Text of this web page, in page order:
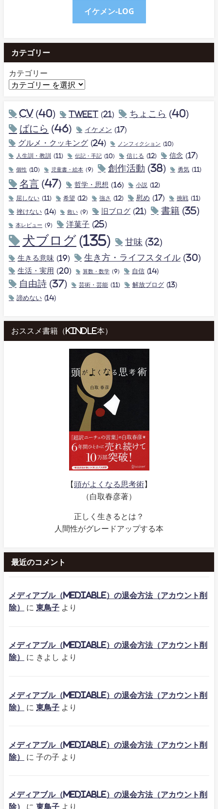
イケメン-LOG
カテゴリー
カテゴリー
CV (40) tweet (21) ちょこら (40)
ばにら (46) イケメン (17)
グルメ・クッキング (24) ノンフィクション (10)
人生訓・教訓 (11) 伝記・手記 (10) 信じる (12) 信念 (17)
個性 (10) 児童書・絵本 (9) 創作活動 (38) 勇気 (11)
名言 (47) 哲学・思想 (16) 小説 (12)
屈しない (11) 希望 (12) 強さ (12) 慰め (17) 挑戦 (11)
挫けない (14) 救い (9) 旧ブログ (21) 書籍 (35)
本レビュー (9) 洋菓子 (25)
犬ブログ (135) 甘味 (32)
生きる意味 (19) 生き方・ライフスタイル (30)
生活・実用 (20) 算数・数学 (9) 自信 (14)
自由詩 (37) 芸術・芸能 (11) 解放ブログ (13)
諦めない (14)
おススメ書籍（kindle本）
【頭がよくなる思考術】
（白取春彦著）
正しく生きるとは？
人間性がグレードアップする本
最近のコメント
メディアブル（mediable）の退会方法（アカウント削
除）
に 東鳥子 より
メディアブル（mediable）の退会方法（アカウント削
除）
に きよし より
メディアブル（mediable）の退会方法（アカウント削
除）
に 東鳥子 より
メディアブル（mediable）の退会方法（アカウント削
除）
に 子の子 より
メディアブル（mediable）の退会方法（アカウント削
除）
に 東鳥子 より